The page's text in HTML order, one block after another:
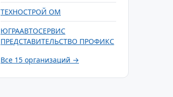
ТЕХНОСТРОЙ ОМ
ЮГРААВТОСЕРВИС
ПРЕДСТАВИТЕЛЬСТВО ПРОФИКС
Все 15 организаций →